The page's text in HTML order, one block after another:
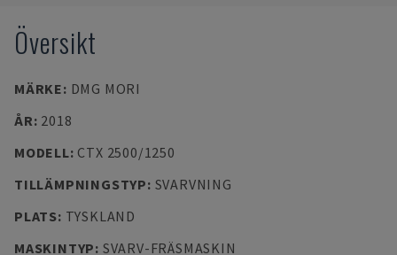
Översikt
MÄRKE: DMG MORI
ÅR: 2018
MODELL: CTX 2500/1250
TILLÄMPNINGSTYP: SVARVNING
PLATS: TYSKLAND
MASKINTYP: SVARV-FRÄSMASKIN